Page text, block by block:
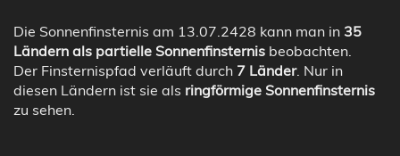
Die Sonnenfinsternis am 13.07.2428 kann man in 35
Ländern als partielle Sonnenfinsternis beobachten.
Der Finsternispfad verläuft durch 7 Länder. Nur in
diesen Ländern ist sie als ringförmige Sonnenfinsternis
zu sehen.